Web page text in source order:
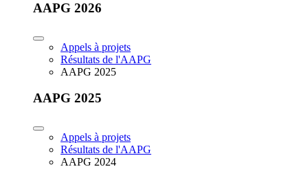
AAPG 2026
Appels à projets
Résultats de l'AAPG
AAPG 2025
AAPG 2025
Appels à projets
Résultats de l'AAPG
AAPG 2024